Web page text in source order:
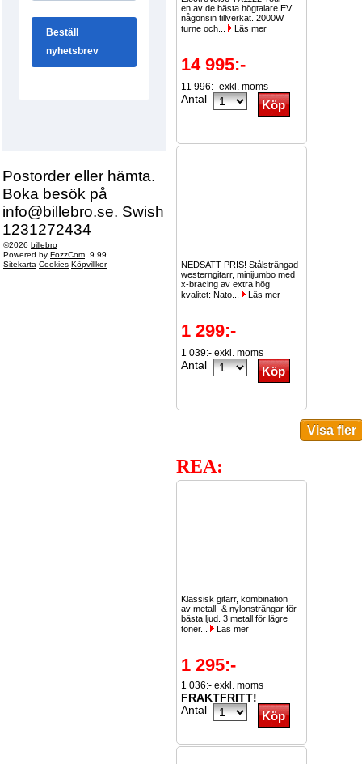
Postorder eller hämta.
Boka besök på
info@billebro.se. Swish
1231272434
©2026 billebro
Powered by FozzCom 9.99
Sitekarta Cookies Köpvillkor
en av de bästa högtalare EV
någonsin tillverkat. 2000W
turne och...
Läs mer
14 995:-
11 996:- exkl. moms
Antal
NEDSATT PRIS! Stålsträngad
westerngitarr, minijumbo med
x-bracing av extra hög
kvalitet: Nato...
Läs mer
1 299:-
1 039:- exkl. moms
Antal
REA:
Klassisk gitarr, kombination
av metall- & nylonsträngar för
bästa ljud. 3 metall för lägre
toner...
Läs mer
1 295:-
1 036:- exkl. moms
FRAKTFRITT!
Antal